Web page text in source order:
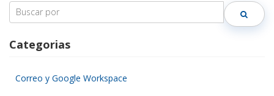
Search
for:
Categorias
Correo y Google Workspace